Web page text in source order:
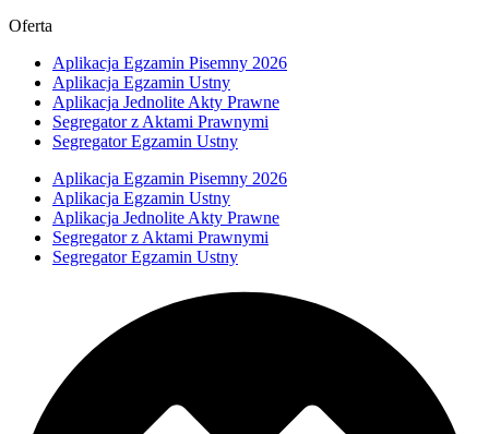
Oferta
Aplikacja Egzamin Pisemny 2026
Aplikacja Egzamin Ustny
Aplikacja Jednolite Akty Prawne
Segregator z Aktami Prawnymi
Segregator Egzamin Ustny
Aplikacja Egzamin Pisemny 2026
Aplikacja Egzamin Ustny
Aplikacja Jednolite Akty Prawne
Segregator z Aktami Prawnymi
Segregator Egzamin Ustny